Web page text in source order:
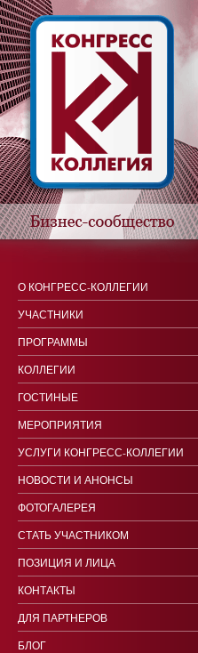
О КОНГРЕСС-КОЛЛЕГИИ
УЧАСТНИКИ
ПРОГРАММЫ
КОЛЛЕГИИ
ГОСТИНЫЕ
МЕРОПРИЯТИЯ
УСЛУГИ КОНГРЕСС-КОЛЛЕГИИ
НОВОСТИ И АНОНСЫ
ФОТОГАЛЕРЕЯ
СТАТЬ УЧАСТНИКОМ
ПОЗИЦИЯ И ЛИЦА
КОНТАКТЫ
ДЛЯ ПАРТНЕРОВ
БЛОГ